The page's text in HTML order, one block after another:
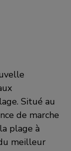
Situé au
de marche
plage à
meilleur